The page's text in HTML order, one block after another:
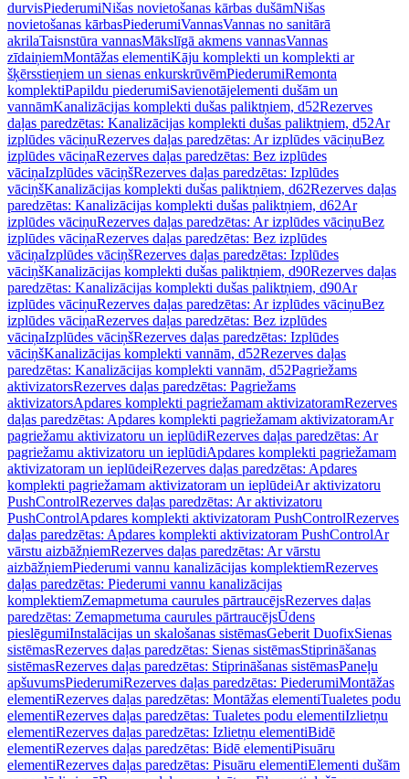
durvisPiederumiNišas novietošanas kārbas dušāmNišas
novietošanas kārbasPiederumiVannasVannas no sanitārā
akrilaTaisnstūra vannasMākslīgā akmens vannasVannas
zīdaiņiemMontāžas elementiKāju komplekti un komplekti ar
šķērsstieņiem un sienas enkurskrūvēmPiederumiRemonta
komplektiPapildu piederumiSavienotājelementi dušām un
vannāmKanalizācijas komplekti dušas paliktņiem, d52Rezerves
daļas paredzētas: Kanalizācijas komplekti dušas paliktņiem, d52Ar
izplūdes vāciņuRezerves daļas paredzētas: Ar izplūdes vāciņuBez
izplūdes vāciņaRezerves daļas paredzētas: Bez izplūdes
vāciņaIzplūdes vāciņšRezerves daļas paredzētas: Izplūdes
vāciņšKanalizācijas komplekti dušas paliktņiem, d62Rezerves daļas
paredzētas: Kanalizācijas komplekti dušas paliktņiem, d62Ar
izplūdes vāciņuRezerves daļas paredzētas: Ar izplūdes vāciņuBez
izplūdes vāciņaRezerves daļas paredzētas: Bez izplūdes
vāciņaIzplūdes vāciņšRezerves daļas paredzētas: Izplūdes
vāciņšKanalizācijas komplekti dušas paliktņiem, d90Rezerves daļas
paredzētas: Kanalizācijas komplekti dušas paliktņiem, d90Ar
izplūdes vāciņuRezerves daļas paredzētas: Ar izplūdes vāciņuBez
izplūdes vāciņaRezerves daļas paredzētas: Bez izplūdes
vāciņaIzplūdes vāciņšRezerves daļas paredzētas: Izplūdes
vāciņšKanalizācijas komplekti vannām, d52Rezerves daļas
paredzētas: Kanalizācijas komplekti vannām, d52Pagriežams
aktivizatorsRezerves daļas paredzētas: Pagriežams
aktivizatorsApdares komplekti pagriežamam aktivizatoramRezerves
daļas paredzētas: Apdares komplekti pagriežamam aktivizatoramAr
pagriežamu aktivizatoru un ieplūdiRezerves daļas paredzētas: Ar
pagriežamu aktivizatoru un ieplūdiApdares komplekti pagriežamam
aktivizatoram un ieplūdeiRezerves daļas paredzētas: Apdares
komplekti pagriežamam aktivizatoram un ieplūdeiAr aktivizatoru
PushControlRezerves daļas paredzētas: Ar aktivizatoru
PushControlApdares komplekti aktivizatoram PushControlRezerves
daļas paredzētas: Apdares komplekti aktivizatoram PushControlAr
vārstu aizbāžņiemRezerves daļas paredzētas: Ar vārstu
aizbāžņiemPiederumi vannu kanalizācijas komplektiemRezerves
daļas paredzētas: Piederumi vannu kanalizācijas
komplektiemZemapmetuma caurules pārtraucējsRezerves daļas
paredzētas: Zemapmetuma caurules pārtraucējsŪdens
pieslēgumiInstalācijas un skalošanas sistēmasGeberit DuofixSienas
sistēmasRezerves daļas paredzētas: Sienas sistēmasStiprināšanas
sistēmasRezerves daļas paredzētas: Stiprināšanas sistēmasPaneļu
apšuvumsPiederumiRezerves daļas paredzētas: PiederumiMontāžas
elementiRezerves daļas paredzētas: Montāžas elementiTualetes podu
elementiRezerves daļas paredzētas: Tualetes podu elementiIzlietņu
elementiRezerves daļas paredzētas: Izlietņu elementiBidē
elementiRezerves daļas paredzētas: Bidē elementiPisuāru
elementiRezerves daļas paredzētas: Pisuāru elementiElementi dušām